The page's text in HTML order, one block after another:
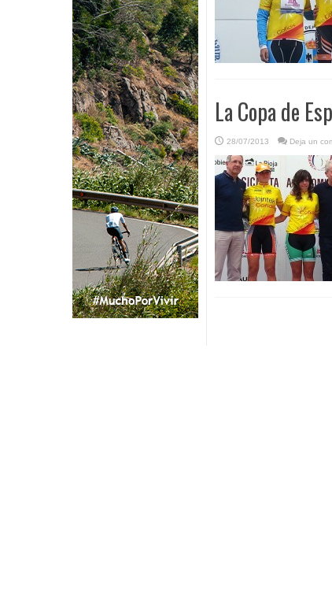
La Copa de
28/07/2013 Deja un